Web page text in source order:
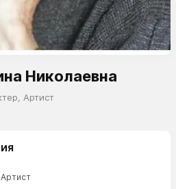
Николаевна
, Артист
Артист